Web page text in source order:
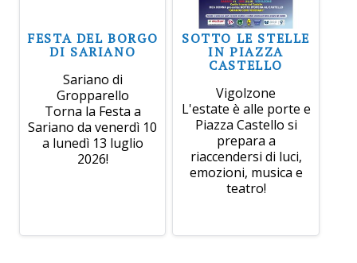
FESTA DEL BORGO
DI SARIANO
Sariano di
Gropparello
Torna la Festa a
Sariano da venerdì 10
a lunedì 13 luglio
2026!
SOTTO LE STELLE
IN PIAZZA
CASTELLO
Vigolzone
L'estate è alle porte e
Piazza Castello si
prepara a
riaccendersi di luci,
emozioni, musica e
teatro!